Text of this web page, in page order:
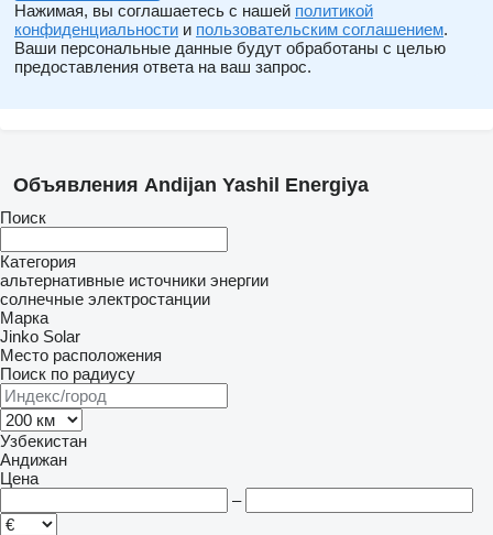
Нажимая, вы соглашаетесь с нашей политикой
конфиденциальности и пользовательским соглашением.
Ваши персональные данные будут обработаны с целью
предоставления ответа на ваш запрос.
Объявления Andijan Yashil Energiya
Поиск
Категория
альтернативные источники энергии
солнечные электростанции
Марка
Jinko Solar
Место расположения
Поиск по радиусу
Узбекистан
Андижан
Цена
–